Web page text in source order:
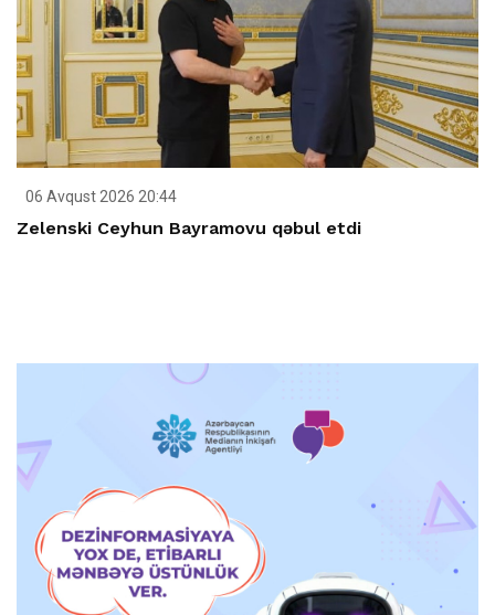
06 Avqust 2026 20:44
Zelenski Ceyhun Bayramovu qəbul etdi